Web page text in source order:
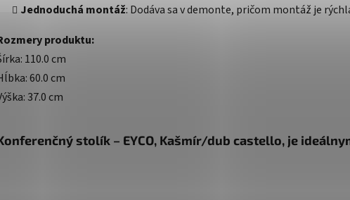
Jednoduchá montáž: Dodáva sa v demonte, pričom montáž je
produktu:
110.0 cm
60.0 cm
37.0 cm
stolík – EYCO, Kašmír/dub castello, je